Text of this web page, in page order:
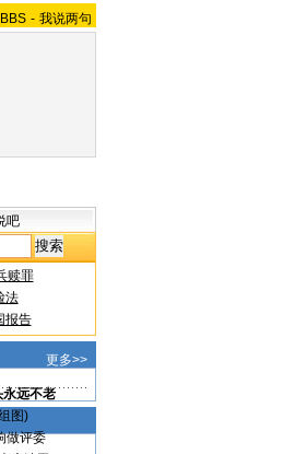
BBS - 我说两句
吧
赎罪
法
报告
更多>>
远不老
图)
做评委